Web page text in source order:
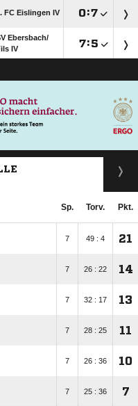
FC Eislingen IV :
Ebersbach/​
IV
:
Sp. Torv. Pkt.
7 49 : 4 21
7 26 : 22 14
7 32 : 17 13
7 28 : 25 11
7 26 : 36 10
7 25 : 36 7